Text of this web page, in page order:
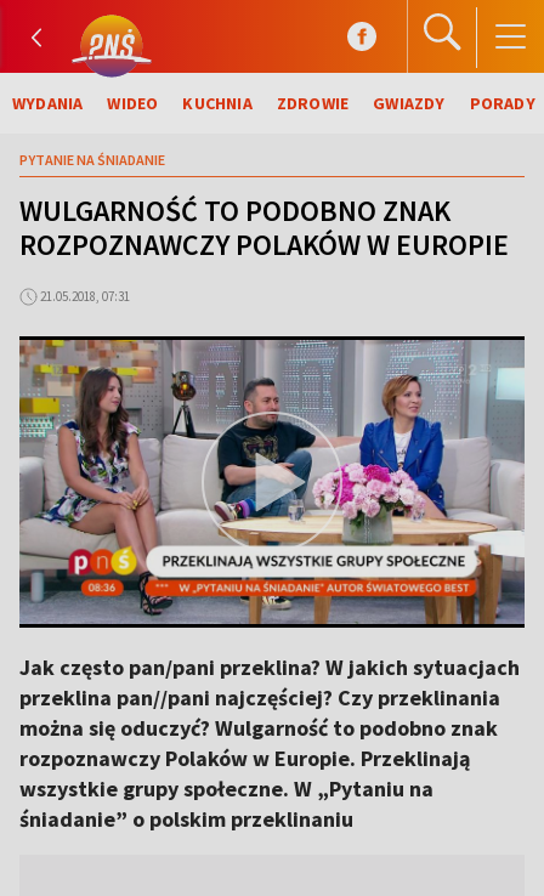
WYDANIA WIDEO KUCHNIA ZDROWIE GWIAZDY PORADY
PYTANIE NA ŚNIADANIE
WULGARNOŚĆ TO PODOBNO ZNAK
ROZPOZNAWCZY POLAKÓW W EUROPIE
21.05.2018, 07:31
Jak często pan/pani przeklina? W jakich sytuacjach
przeklina pan//pani najczęściej? Czy przeklinania
można się oduczyć? Wulgarność to podobno znak
rozpoznawczy Polaków w Europie. Przeklinają
wszystkie grupy społeczne. W „Pytaniu na
śniadanie” o polskim przeklinaniu